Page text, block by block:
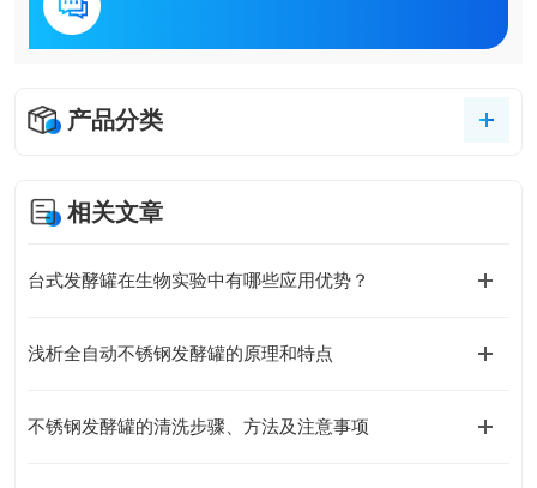
产品分类
相关文章
台式发酵罐在生物实验中有哪些应用优势？
浅析全自动不锈钢发酵罐的原理和特点
不锈钢发酵罐的清洗步骤、方法及注意事项